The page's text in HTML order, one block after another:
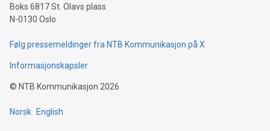
Boks 6817 St. Olavs plass
N-0130 Oslo
Følg pressemeldinger fra NTB Kommunikasjon på X
Informasjonskapsler
© NTB Kommunikasjon 2026
Norsk English